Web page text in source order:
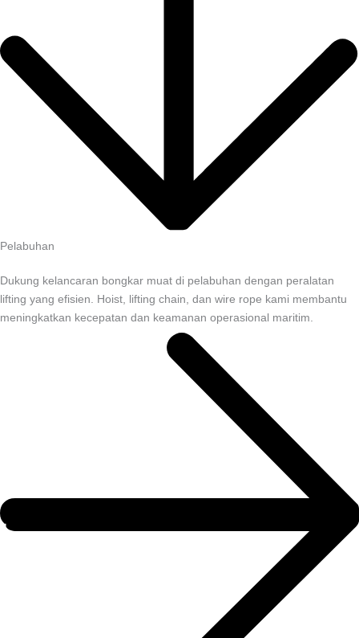
Pelabuhan
Dukung kelancaran bongkar muat di pelabuhan dengan peralatan
lifting yang efisien. Hoist, lifting chain, dan wire rope kami membantu
meningkatkan kecepatan dan keamanan operasional maritim.